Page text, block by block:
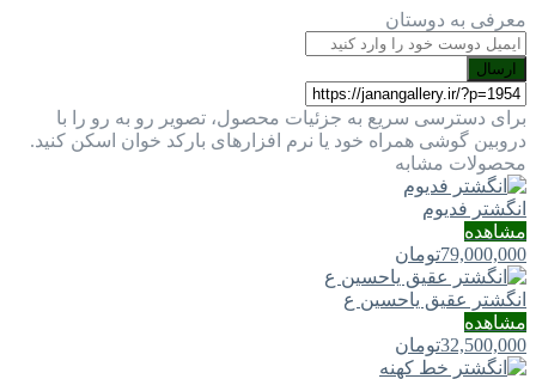
معرفی به دوستان
ارسال
برای دسترسی سریع به جزئیات محصول، تصویر رو به رو را با
دروبین گوشی همراه خود یا نرم افزارهای بارکد خوان اسکن کنید.
محصولات مشابه
انگشتر فدیوم
مشاهده
79,000,000تومان
انگشتر عقیق یاحسین ع
مشاهده
32,500,000تومان